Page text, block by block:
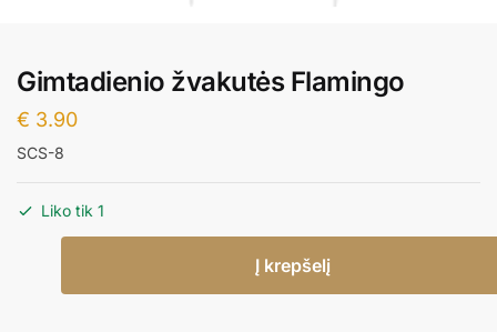
Gimtadienio žvakutės Flamingo
€ 3.90
SCS-8
Liko tik 1
Gimtadienio
Į krepšelį